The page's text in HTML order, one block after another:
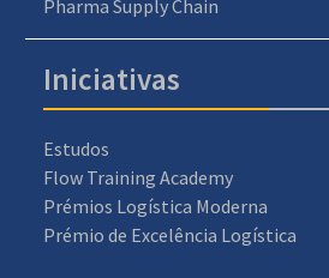
Pharma Supply Chain
Iniciativas
Estudos
Flow Training Academy
Prémios Logística Moderna
Prémio de Excelência Logística